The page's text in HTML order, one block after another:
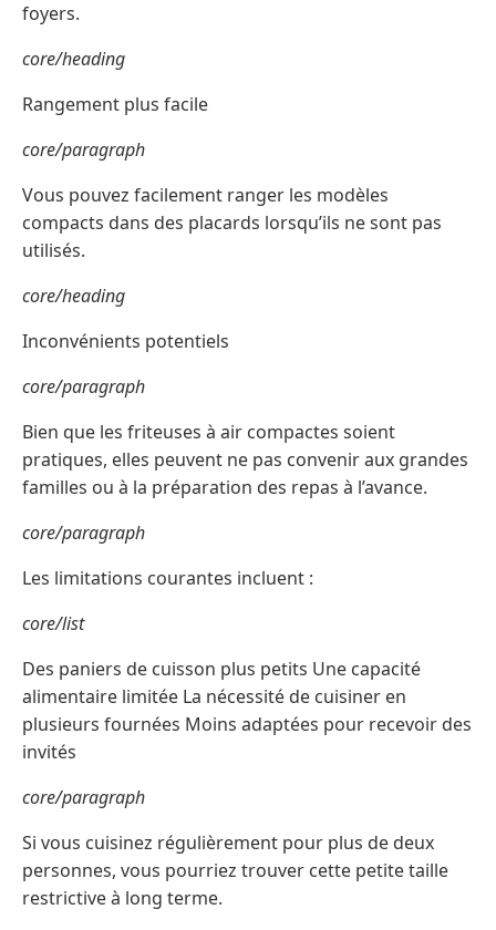
foyers.
core/heading
Rangement plus facile
core/paragraph
Vous pouvez facilement ranger les modèles
compacts dans des placards lorsqu’ils ne sont pas
utilisés.
core/heading
Inconvénients potentiels
core/paragraph
Bien que les friteuses à air compactes soient
pratiques, elles peuvent ne pas convenir aux grandes
familles ou à la préparation des repas à l’avance.
core/paragraph
Les limitations courantes incluent :
core/list
Des paniers de cuisson plus petits Une capacité
alimentaire limitée La nécessité de cuisiner en
plusieurs fournées Moins adaptées pour recevoir des
invités
core/paragraph
Si vous cuisinez régulièrement pour plus de deux
personnes, vous pourriez trouver cette petite taille
restrictive à long terme.